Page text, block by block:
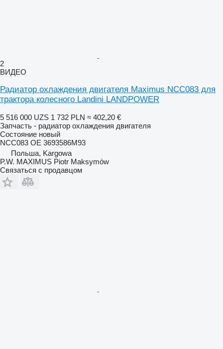
2
ВИДЕО
Радиатор охлаждения двигателя Maximus NCC083 для
трактора колесного Landini LANDPOWER
5 516 000 UZS 1 732 PLN ≈ 402,20 €
Запчасть - радиатор охлаждения двигателя
Состояние новый
NCC083 OE 3693586M93
Польша, Kargowa
P.W. MAXIMUS Piotr Maksymów
Связаться с продавцом